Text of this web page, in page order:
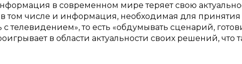
в современном мире теряет свою
том числе и информация, необходимая для
с телевидением», то есть «обдумывать сценарий,
в области актуальности своих решений, что